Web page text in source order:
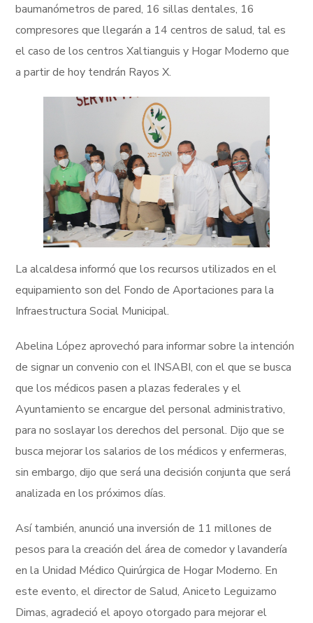
baumanómetros de pared, 16 sillas dentales, 16
compresores que llegarán a 14 centros de salud, tal es
el caso de los centros Xaltianguis y Hogar Moderno que
a partir de hoy tendrán Rayos X.
La alcaldesa informó que los recursos utilizados en el
equipamiento son del Fondo de Aportaciones para la
Infraestructura Social Municipal.
Abelina López aprovechó para informar sobre la intención
de signar un convenio con el INSABI, con el que se busca
que los médicos pasen a plazas federales y el
Ayuntamiento se encargue del personal administrativo,
para no soslayar los derechos del personal. Dijo que se
busca mejorar los salarios de los médicos y enfermeras,
sin embargo, dijo que será una decisión conjunta que será
analizada en los próximos días.
Así también, anunció una inversión de 11 millones de
pesos para la creación del área de comedor y lavandería
en la Unidad Médico Quirúrgica de Hogar Moderno. En
este evento, el director de Salud, Aniceto Leguizamo
Dimas, agradeció el apoyo otorgado para mejorar el